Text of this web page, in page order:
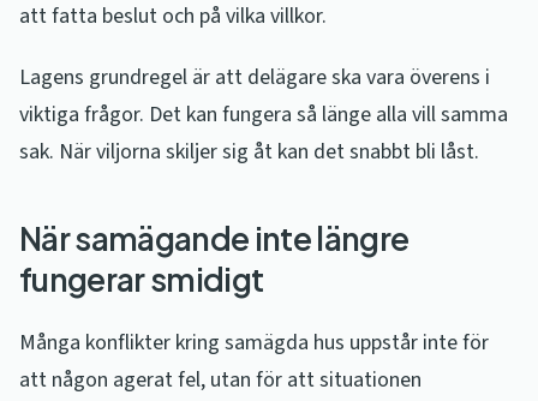
att fatta beslut och på vilka villkor.
Lagens grundregel är att delägare ska vara överens i
viktiga frågor. Det kan fungera så länge alla vill samma
sak. När viljorna skiljer sig åt kan det snabbt bli låst.
När samägande inte längre
fungerar smidigt
Många konflikter kring samägda hus uppstår inte för
att någon agerat fel, utan för att situationen